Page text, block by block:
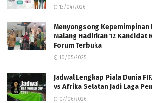
13/04/2026
Menyongsong Kepemimpinan
Malang Hadirkan 12 Kandidat
Forum Terbuka
10/05/2025
Jadwal Lengkap Piala Dunia
vs Afrika Selatan Jadi Laga
07/06/2026